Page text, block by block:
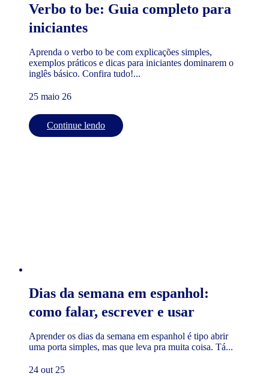
Verbo to be: Guia completo para
iniciantes
Aprenda o verbo to be com explicações simples,
exemplos práticos e dicas para iniciantes dominarem o
inglês básico. Confira tudo!...
25 maio 26
Continue lendo
Dias da semana em espanhol:
como falar, escrever e usar
Aprender os dias da semana em espanhol é tipo abrir
uma porta simples, mas que leva pra muita coisa. Tá...
24 out 25